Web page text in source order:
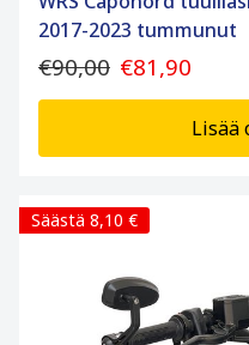
2017-2023 tummunut
€90,00 €81,90
Lisää
Säästä 8,10 €